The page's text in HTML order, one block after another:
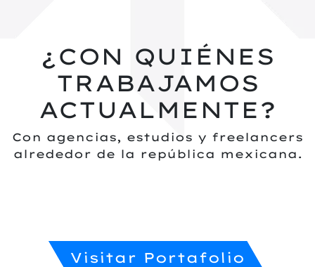
¿CON QUIÉNES
TRABAJAMOS
ACTUALMENTE?
Con agencias, estudios y freelancers
alrededor de la república mexicana.
Visitar Portafolio